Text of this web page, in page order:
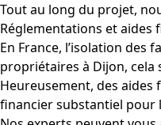
Tout au long du projet,
Réglementations et aides
En France, l’isolation
propriétaires à Dijon,
Heureusement, des aides
financier substantiel pour